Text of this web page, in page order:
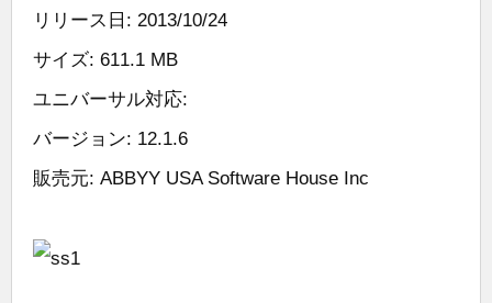
リリース日: 2013/10/24
サイズ: 611.1 MB
ユニバーサル対応:
バージョン: 12.1.6
販売元: ABBYY USA Software House Inc